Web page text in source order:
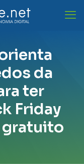
da
ter
Friday
gratuito